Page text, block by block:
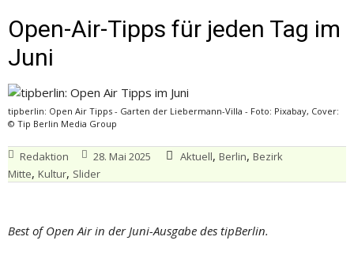
Open-Air-Tipps für jeden Tag im
Juni
tipberlin: Open Air Tipps - Garten der Liebermann-Villa - Foto: Pixabay, Cover:
© Tip Berlin Media Group
Redaktion 28. Mai 2025 Aktuell, Berlin, Bezirk
Mitte, Kultur, Slider
Best of Open Air in der Juni-Ausgabe des tipBerlin.